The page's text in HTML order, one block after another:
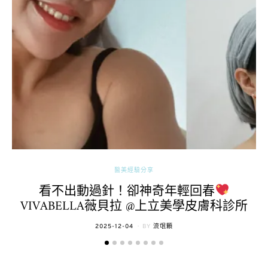
醫美經驗分享
看不出動過針！卻神奇年輕回春
VIVABELLA薇貝拉 @上立美學皮膚科診所
POSTED
2025-12-04 BY 流氓顆